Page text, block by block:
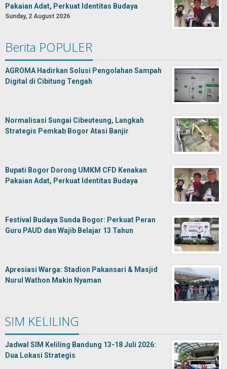
Pakaian Adat, Perkuat Identitas Budaya
Sunday, 2 August 2026
Berita POPULER
AGROMA Hadirkan Solusi Pengolahan Sampah
Digital di Cibitung Tengah
Normalisasi Sungai Cibeuteung, Langkah
Strategis Pemkab Bogor Atasi Banjir
Bupati Bogor Dorong UMKM CFD Kenakan
Pakaian Adat, Perkuat Identitas Budaya
Festival Budaya Sunda Bogor: Perkuat Peran
Guru PAUD dan Wajib Belajar 13 Tahun
Apresiasi Warga: Stadion Pakansari & Masjid
Nurul Wathon Makin Nyaman
SIM KELILING
Jadwal SIM Keliling Bandung 13-18 Juli 2026:
Dua Lokasi Strategis